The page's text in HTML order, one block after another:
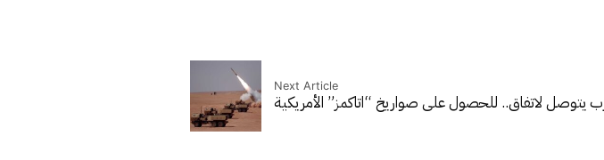
Next Article
يتوصل لاتفاق.. للحصول على صواريخ “اتاكمز” الأمريكية